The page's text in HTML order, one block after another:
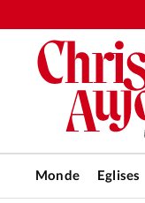
Monde Eglises